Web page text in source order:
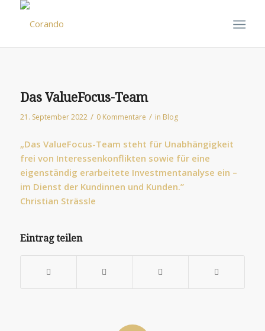
Das ValueFocus-Team
21. September 2022 / 0 Kommentare / in Blog
„Das ValueFocus-Team steht für Unabhängigkeit
frei von Interessenkonflikten sowie für eine
eigenständig erarbeitete Investmentanalyse ein –
im Dienst der Kundinnen und Kunden.”
Christian Strässle
Eintrag teilen